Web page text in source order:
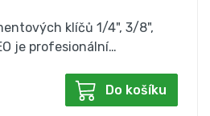
klíčů 1/4", 3/8",
je profesionální…
Do košíku